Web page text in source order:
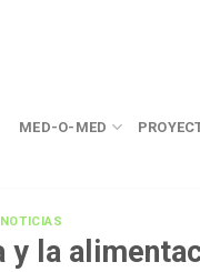
MED-O-MED
NOTICIAS
y la